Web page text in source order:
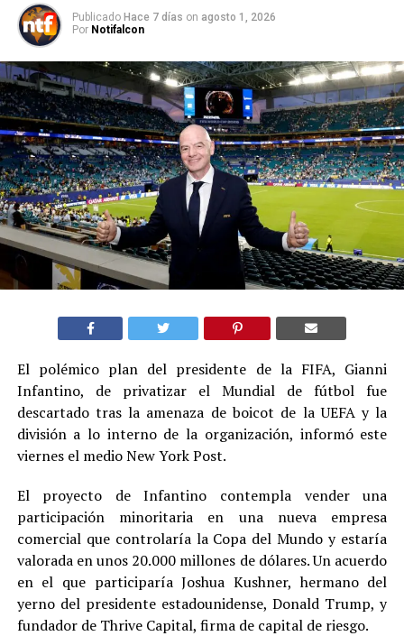
Publicado Hace 7 días on agosto 1, 2026
Por Notifalcon
El polémico plan del presidente de la FIFA, Gianni
Infantino, de privatizar el Mundial de fútbol fue
descartado tras la amenaza de boicot de la UEFA y la
división a lo interno de la organización, informó este
viernes el medio New York Post.
El proyecto de Infantino contempla vender una
participación minoritaria en una nueva empresa
comercial que controlaría la Copa del Mundo y estaría
valorada en unos 20.000 millones de dólares. Un acuerdo
en el que participaría Joshua Kushner, hermano del
yerno del presidente estadounidense, Donald Trump, y
fundador de Thrive Capital, firma de capital de riesgo.